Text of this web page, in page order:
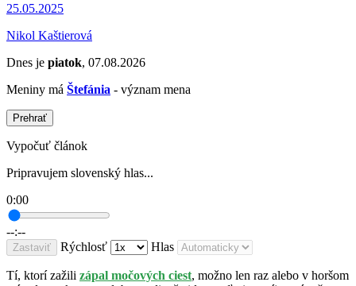
25.05.2025
Nikol Kaštierová
Dnes je piatok, 07.08.2026
Meniny má Štefánia - význam mena
Prehrať
Vypočuť článok
Pripravujem slovenský hlas...
0:00
--:--
Zastaviť Rýchlosť Hlas
Tí, ktorí zažili zápal močových ciest, možno len raz alebo v horšom